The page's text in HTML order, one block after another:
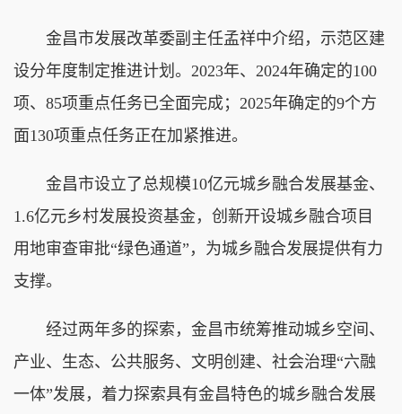
金昌市发展改革委副主任孟祥中介绍，示范区建
设分年度制定推进计划。2023年、2024年确定的100
项、85项重点任务已全面完成；2025年确定的9个方
面130项重点任务正在加紧推进。
金昌市设立了总规模10亿元城乡融合发展基金、
1.6亿元乡村发展投资基金，创新开设城乡融合项目
用地审查审批“绿色通道”，为城乡融合发展提供有力
支撑。
经过两年多的探索，金昌市统筹推动城乡空间、
产业、生态、公共服务、文明创建、社会治理“六融
一体”发展，着力探索具有金昌特色的城乡融合发展